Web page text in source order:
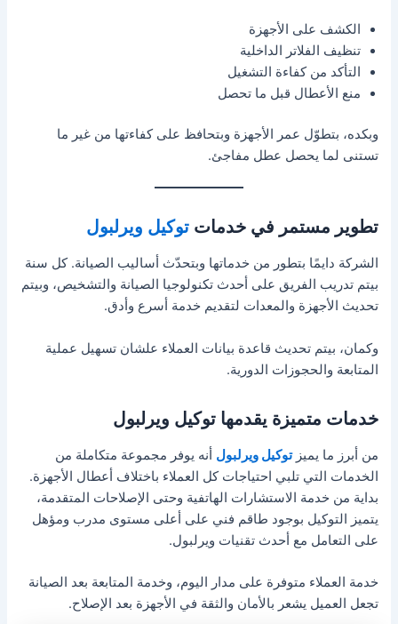
الكشف على الأجهزة
تنظيف الفلاتر الداخلية
التأكد من كفاءة التشغيل
منع الأعطال قبل ما تحصل
وبكده، بتطوّل عمر الأجهزة وبتحافظ على كفاءتها من غير ما
تستنى لما يحصل عطل مفاجئ.
تطوير مستمر في خدماتتوكيل ويرلبول
الشركة دايمًا بتطور من خدماتها وبتحدّث أساليب الصيانة. كل سنة
بيتم تدريب الفريق على أحدث تكنولوجيا الصيانة والتشخيص، وبيتم
تحديث الأجهزة والمعدات لتقديم خدمة أسرع وأدق.
وكمان، بيتم تحديث قاعدة بيانات العملاء علشان تسهيل عملية
المتابعة والحجوزات الدورية.
خدمات متميزة يقدمها توكيل ويرلبول
من أبرز ما يميزتوكيل ويرلبول أنه يوفر مجموعة متكاملة من
الخدمات التي تلبي احتياجات كل العملاء باختلاف أعطال الأجهزة.
بداية من خدمة الاستشارات الهاتفية وحتى الإصلاحات المتقدمة،
يتميز التوكيل بوجود طاقم فني على أعلى مستوى مدرب ومؤهل
على التعامل مع أحدث تقنيات ويرلبول.
خدمة العملاء متوفرة على مدار اليوم، وخدمة المتابعة بعد الصيانة
تجعل العميل يشعر بالأمان والثقة في الأجهزة بعد الإصلاح.